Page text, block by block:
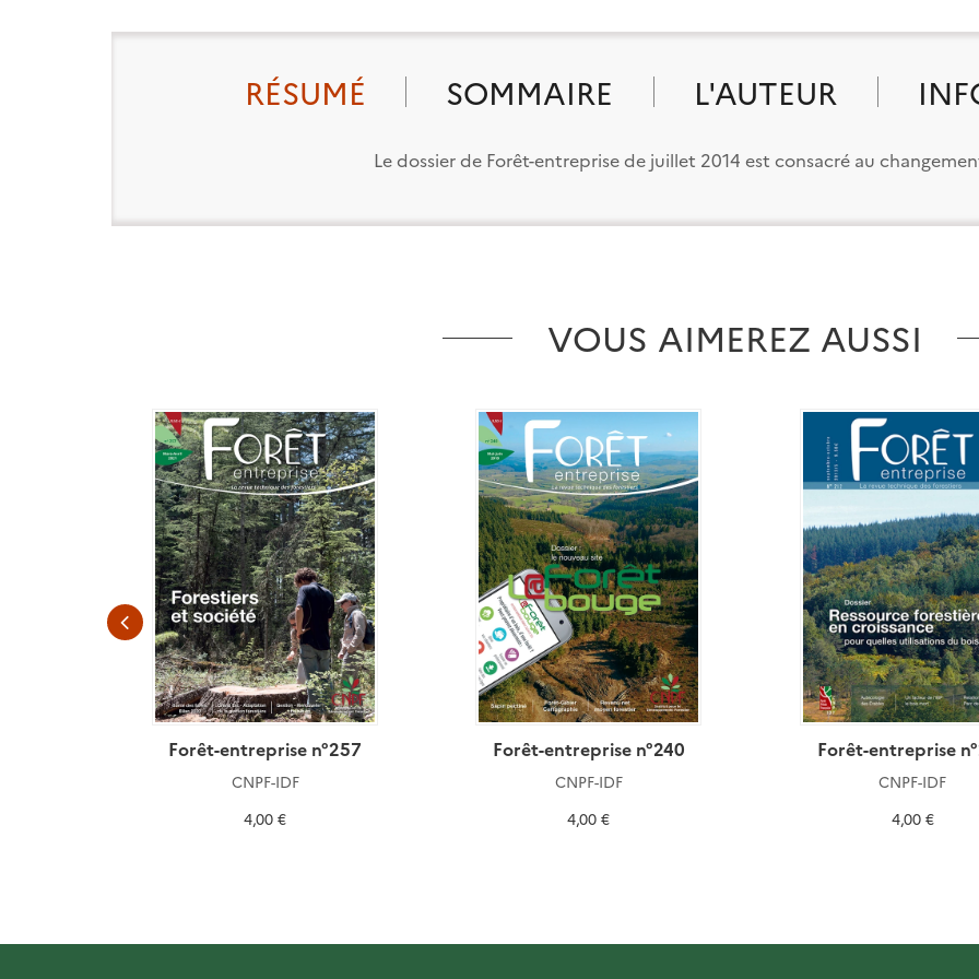
RÉSUMÉ SOMMAIRE L'AUTEUR
Le dossier de Forêt-entreprise de juillet 2014 est consacré au
VOUS AIMEREZ AUSSI
Forêt-entreprise n°257
CNPF-IDF
4,00 €
Forêt-entreprise n°240
CNPF-IDF
4,00 €
Forêt-entreprise
CNPF-IDF
4,00 €